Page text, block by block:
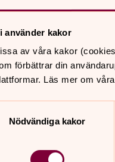
använder kakor
av våra kakor
förbättrar din
Läs mer om
Nödvändiga kakor
på sidans